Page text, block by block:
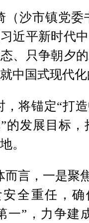
（沙市镇党委
近平新时代
、只争朝夕
中国式现代
，将锚定“打
的发展目标
。
而言，一是聚
安全重任，
一”，力争建